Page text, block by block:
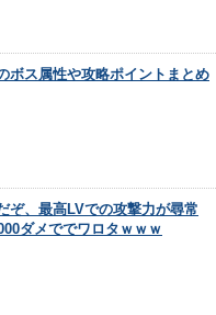
ボス属性や攻略ポイントまとめ
ぞ、最高LVでの攻撃力が尋常
ダメででワロタｗｗｗ